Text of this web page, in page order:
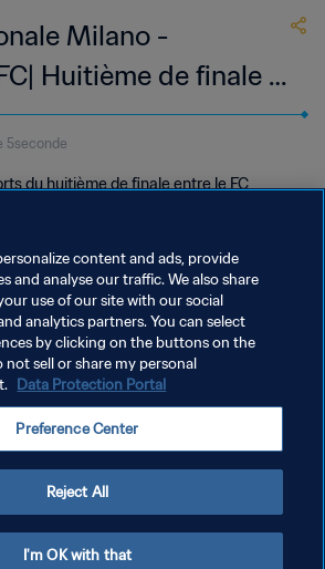
Milano -
Huitième de finale |
des Clubs de la
forts
5seconde
du huitième de finale entre le FC
le lundi 30 juin à 15h (heure locale).
SUR LES COOKIES
Tous droits réservés.
content and ads, provide
and analyse our traffic. We also share
use of our site with our social
analytics partners. You can select
by clicking on the buttons on the
not sell or share my personal
Data Protection Portal
Preference Center
Reject All
I'm OK with that